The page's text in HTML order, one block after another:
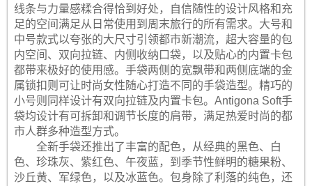
线条与力量感糅合得恰到好处，自信随性的设计风格和充
足的空间满足从日常使用到周末旅行的所有需求。大号和
中号款式以夸张的大尺寸引领都市新潮流，超大容量的包
内空间、双向拉链、内侧收纳口袋，以及贴心的内置卡包
都带来极好的使用感。手袋两侧的宽飘带和两侧底端的金
属锁扣则可让时尚女性随心打造不同的手袋造型。精巧的
小号则同样设计有双向拉链及内置卡包。Antigona Soft手
袋均设计有可拆卸和调节长度的肩带，满足热爱时尚的都
市人群多种造型方式。
全新手袋还推出了丰富的配色，从经典的黑色、白
色、珍珠灰、紫红色、午夜蓝，到季节性鲜明的糖果粉、
沙丘黄、军绿色，以及冰蓝色。包身除了利落的纯色，还